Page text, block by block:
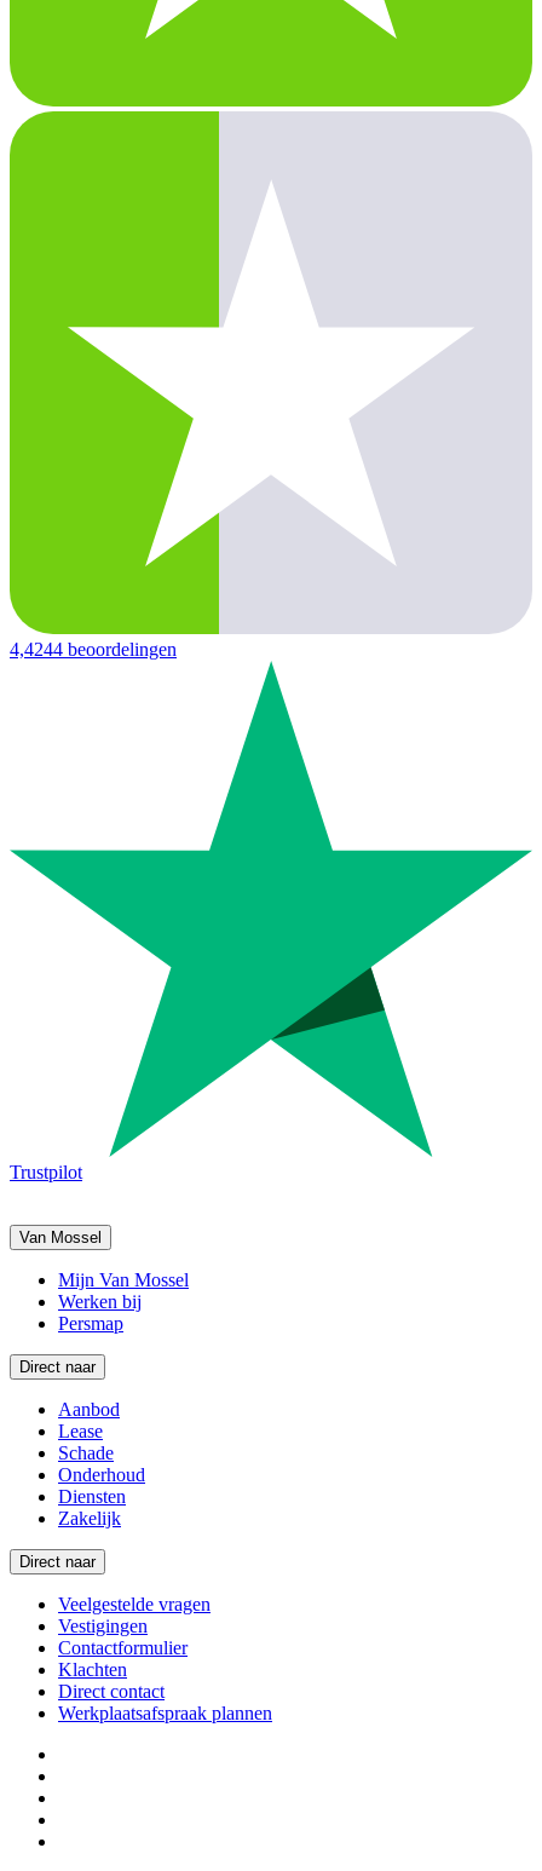
4,4244 beoordelingen
Trustpilot
Van Mossel
Mijn Van Mossel
Werken bij
Persmap
Direct naar
Aanbod
Lease
Schade
Onderhoud
Diensten
Zakelijk
Direct naar
Veelgestelde vragen
Vestigingen
Contactformulier
Klachten
Direct contact
Werkplaatsafspraak plannen